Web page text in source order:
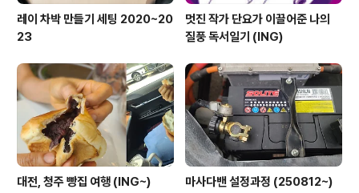
레이 차박 만들기 세팅 2020~20
23
멋진 작가 단요가 이끌어준 나의
질풍 독서일기 (ING)
대전, 청주 빵집 여행 (ING~)
마사다밴 설정과정 (250812~)